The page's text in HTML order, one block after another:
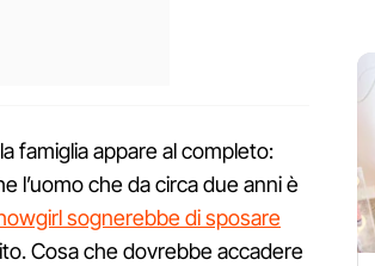
famiglia appare al completo:
l’uomo che da circa due anni è
sognerebbe di sposare
Cosa che dovrebbe accadere